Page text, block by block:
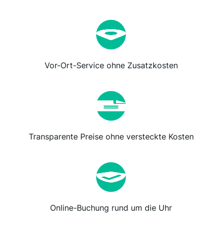
Vor-Ort-Service ohne Zusatzkosten
Transparente Preise ohne versteckte Kosten
Online-Buchung rund um die Uhr